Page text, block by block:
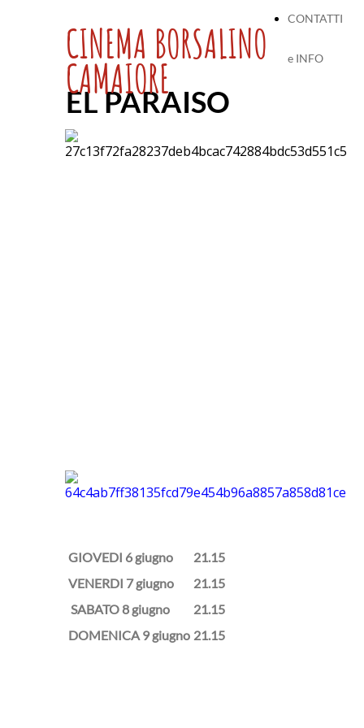
CONTATTI
e INFO
CINEMA BORSALINO
CAMAIORE
EL PARAISO
GIOVEDI 6 giugno
21.15
VENERDI 7 giugno
21.15
SABATO 8 giugno
21.15
DOMENICA 9 giugno 21.15